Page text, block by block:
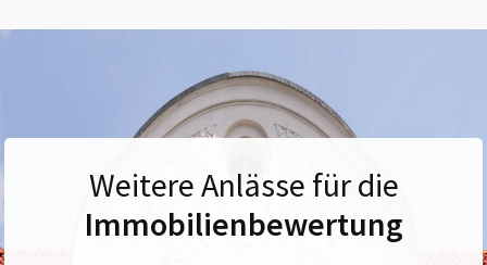
Weitere Anlässe für die
Immobilienbewertung